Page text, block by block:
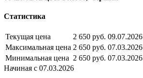
Статистика
Текущая цена 2 650 руб. 09.07.2026
Максимальная цена 2 650 руб. 07.03.2026
Минимальная цена 2 650 руб. 07.03.2026
Начиная с 07.03.2026